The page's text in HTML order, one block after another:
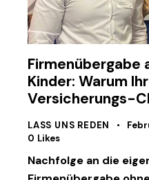
Firmenübergabe
Kinder: Warum
Versicherungs-
LASS UNS REDEN
0 Likes
Nachfolge an die